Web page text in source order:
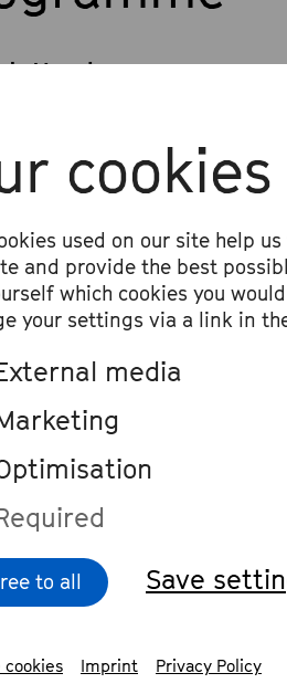
cookies
used on our site help
and provide the best
which cookies you
your settings via a link in
media
to all Save
cookies Imprint Privacy Policy
Haydn
Janáček
Shostakovich
Quartet No. 8 in C
| 19.30 | Quator